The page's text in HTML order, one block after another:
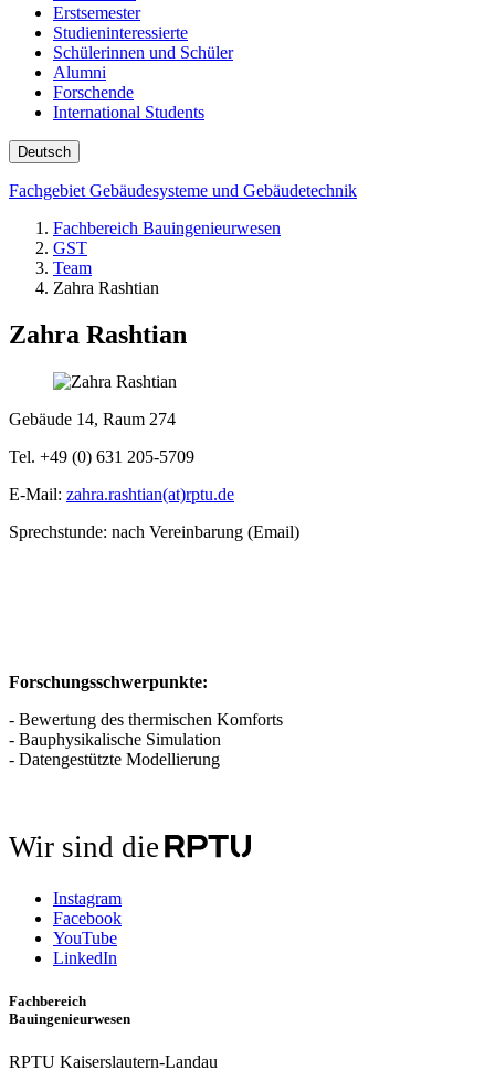
Erstsemester
Studieninteressierte
Schülerinnen und Schüler
Alumni
Forschende
International Students
Deutsch
Fachgebiet Gebäudesysteme und Gebäudetechnik
Fachbereich Bauingenieurwesen
GST
Team
Zahra Rashtian
Zahra Rashtian
Gebäude 14, Raum 274
Tel. +49 (0) 631 205-5709
E-Mail: zahra.rashtian(at)rptu.de
Sprechstunde: nach Vereinbarung (Email)
Forschungsschwerpunkte:
- Bewertung des thermischen Komforts
- Bauphysikalische Simulation
- Datengestützte Modellierung
Wir sind die
Instagram
Facebook
YouTube
LinkedIn
Fachbereich
Bauingenieurwesen
RPTU Kaiserslautern-Landau